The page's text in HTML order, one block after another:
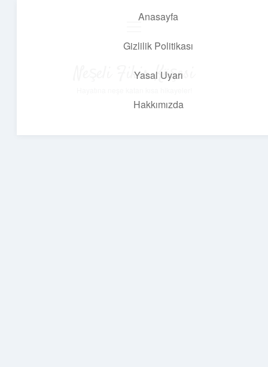
Anasayfa
Gizlilik Politikası
Yasal Uyarı
Hakkımızda
Neşeli Fikir Köşesi